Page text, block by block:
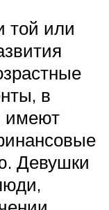
той или
в
имеют
Девушки